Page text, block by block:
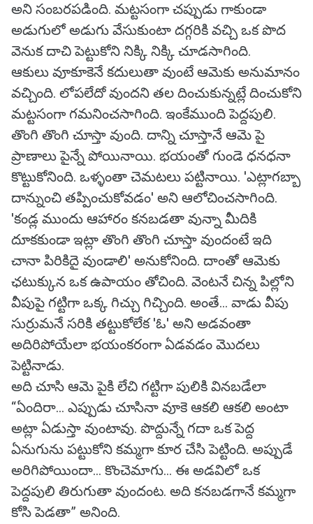
అని సంబరపడింది. మట్టసంగా చప్పుడు గాకుండా
అడుగులో అడుగు వేసుకుంటా దగ్గరికి వచ్చి ఒక పొద
వెనుక దాచి పెట్టుకోని నిక్కి నిక్కి చూడసాగింది.
ఆకులు వూకూకెనే కదులుతా వుంటే ఆమెకు అనుమానం
వచ్చింది. లోపలేదో వుందని తల దించుకున్నట్లే దించుకోని
మట్టసంగా గమనించసాగింది. ఇంకేముంది పెద్దపులి.
తొంగి తొంగి చూస్తా వుంది. దాన్ని చూస్తానే ఆమె పై
ప్రాణాలు పైన్నే పోయినాయి. భయంతో గుండె ధనధనా
కొట్టుకోనింది. ఒళ్ళంతా చెమటలు పట్టినాయి. 'ఎట్లాగబ్బా
దాన్నుంచి తప్పించుకోవడం' అని ఆలోచించసాగింది.
'కండ్ల ముందు ఆహారం కనబడతా వున్నా మీదికి
దూకకుండా ఇట్లా తొంగి తొంగి చూస్తా వుందంటే ఇది
చానా పిరికిదై వుండాలి' అనుకోనింది. దాంతో ఆమెకు
ఛటుక్కున ఒక ఉపాయం తోచింది. వెంటనే చిన్న పిల్లోని
వీపుపై గట్టిగా ఒక్క గిచ్చు గిచ్చింది. అంతే... వాడు వీపు
సుర్రుమనే సరికి తట్టుకోలేక 'ఓ' అని అడవంతా
అదిరిపోయేలా భయంకరంగా ఏడవడం మొదలు
పెట్టినాడు.
అది చూసి ఆమె పైకి లేచి గట్టిగా పులికి వినబడేలా
“ఏందిరా... ఎప్పుడు చూసినా వూకె ఆకలి ఆకలి అంటా
అట్లా ఏడుస్తా వుంటావు. పొద్దున్నే గదా ఒక పెద్ద
ఏనుగును పట్టుకోని కమ్మగా కూర చేసి పెట్టింది. అప్పుడే
అరిగిపోయిందా... కొంచెమాగు... ఈ అడవిలో ఒక
పెద్దపులి తిరుగుతా వుందంట. అది కనబడగానే కమ్మగా
కోసి పెడతా” అనింది.